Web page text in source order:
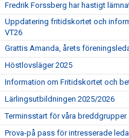
Fredrik Forssberg har hastigt
Uppdatering fritidskortet och
VT26
Grattis Amanda, årets
Höstlovsläger 2025
Information om Fritidskortet och
Lärlingsutbildningen 2025/2026
Terminsstart för våra breddgrupper
Prova-på pass för intresserade